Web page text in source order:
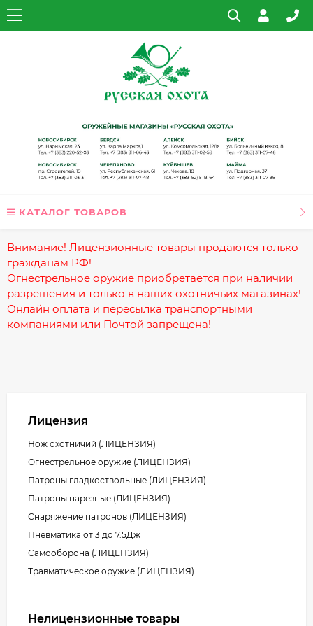
КАТАЛОГ ТОВАРОВ
Внимание! Лицензионные товары продаются только
гражданам РФ!
Огнестрельное оружие приобретается при наличии
разрешения и только в наших охотничьих магазинах!
Онлайн оплата и пересылка транспортными
компаниями или Почтой запрещена!
Лицензия
Нож охотничий (ЛИЦЕНЗИЯ)
Огнестрельное оружие (ЛИЦЕНЗИЯ)
Патроны гладкоствольные (ЛИЦЕНЗИЯ)
Патроны нарезные (ЛИЦЕНЗИЯ)
Снаряжение патронов (ЛИЦЕНЗИЯ)
Пневматика от 3 до 7.5Дж
Самооборона (ЛИЦЕНЗИЯ)
Травматическое оружие (ЛИЦЕНЗИЯ)
Нелицензионные товары